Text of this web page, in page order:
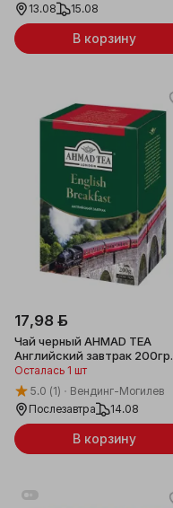
13.08 15.08
В корзину
17,98 ƃ
Чай черный AHMAD TEA
Английский завтрак 200гр.
Осталась 1 шт
5.0 (1)
Вендинг-Могилев
Послезавтра
14.08
В корзину